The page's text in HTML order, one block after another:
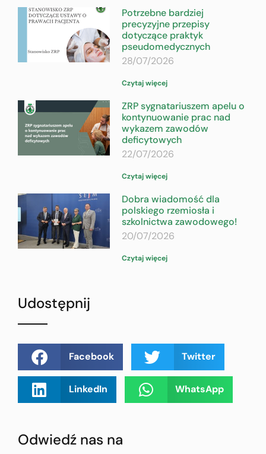
Potrzebne bardziej
precyzyjne przepisy
dotyczące praktyk
pseudomedycznych
28/07/2026
Czytaj więcej
ZRP sygnatariuszem apelu o
kontynuowanie prac nad
wykazem zawodów
deficytowych
22/07/2026
Czytaj więcej
Dobra wiadomość dla
polskiego rzemiosła i
szkolnictwa zawodowego!
20/07/2026
Czytaj więcej
Udostępnij
Facebook Twitter
LinkedIn WhatsApp
Odwiedź nas na